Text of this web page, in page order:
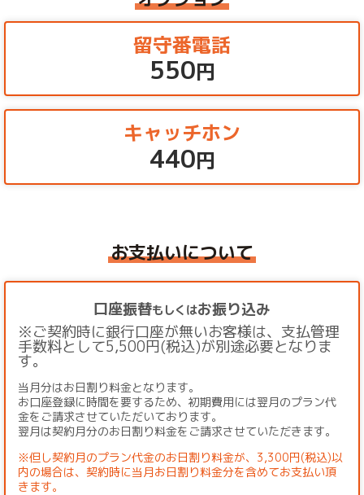
留守番電話
550円
キャッチホン
440円
お支払いについて
口座振替もしくはお振り込み
※ご契約時に銀行口座が無いお客様は、支払管理
手数料として5,500円(税込)が別途必要となりま
す。
当月分はお日割り料金となります。
お口座登録に時間を要するため、初期費用には翌月のプラン代
金をご請求させていただいております。
翌月は契約月分のお日割り料金をご請求させていただきます。
※但し契約月のプラン代金のお日割り料金が、3,300円(税込)以
内の場合は、契約時に当月お日割り料金分を含めてお支払い頂
きます。